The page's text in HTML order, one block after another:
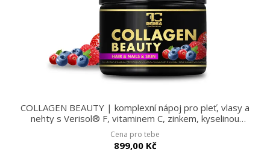
COLLAGEN BEAUTY | komplexní nápoj pro pleť, vlasy a
nehty s Verisol® F, vitaminem C, zinkem, kyselinou
hyaluronovou a kyselinou listovou lesní ovoce | 200 g (30
dávek)
Cena pro tebe
899,00 Kč